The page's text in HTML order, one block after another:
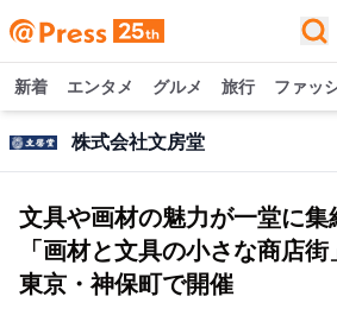
新着 エンタメ グルメ 旅行 ファッ
株式会社文房堂
文具や画材の魅力が一堂に集
「画材と文具の小さな商店
東京・神保町で開催